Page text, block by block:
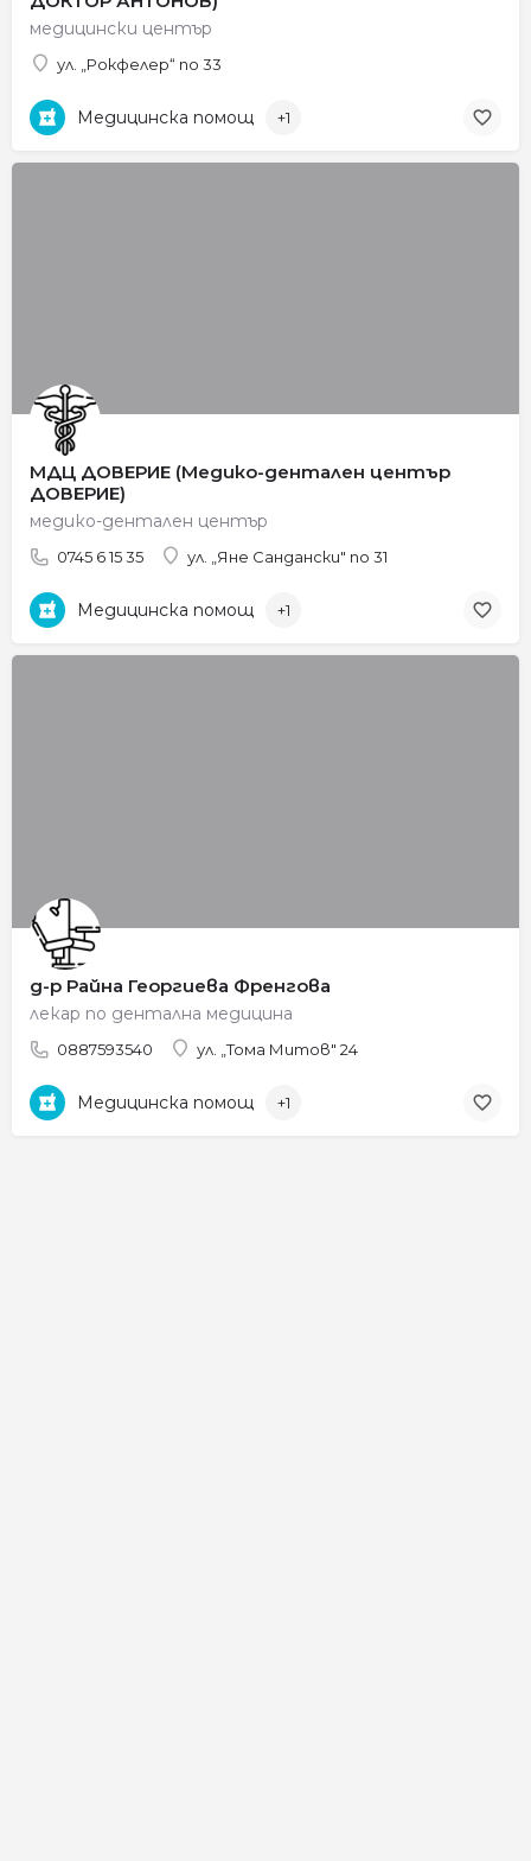
медицински център
ул. „Рокфелер“ no 33
Медицинска помощ +1
МДЦ ДОВЕРИЕ (Медико-дентален център
ДОВЕРИЕ)
медико-дентален център
0745 6 15 35 ул. „Яне Сандански" no 31
Медицинска помощ +1
д-р Райна Георгиева Френгова
лекар по дентална медицина
0887593540 ул. „Тома Митов" 24
Медицинска помощ +1